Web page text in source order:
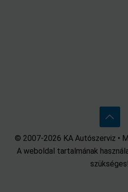
© 2007-2026 KA Autószerviz •
A weboldal tartalmának
szükséges!